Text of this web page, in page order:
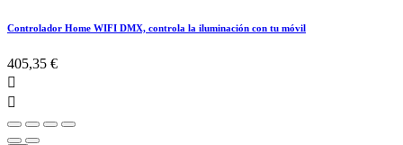
Controlador Home WIFI DMX, controla la iluminación con tu móvil
405,35 €

